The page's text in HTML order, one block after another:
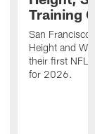
Training
San Francisco
Height and
their first NFL
for 2026.